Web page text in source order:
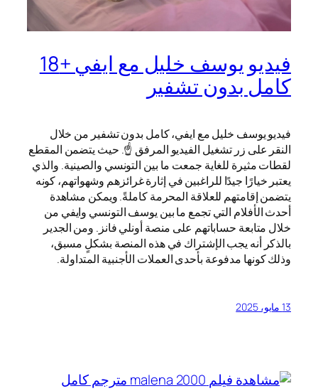
فيديو يوسف خليل مع ايفي +18
كامل بدون تشفير
فيديو يوسف خليل مع ايفي، كامل بدون تشفير من خلال
النقر على زر تشغيل الفيديو المرفق ☝️. حيث يتضمن المقطع
لقطات مثيرة للغاية جمعت ما بين التونسي والصينية. والذي
يعتبر خيارًا جيدًا للراغبين في إثارة غرائزهم وشهواتهم، كونه
يتضمن إقامتهم للعلاقة المحرمة كاملةً. ويمكن مشاهدة
أحدث الأفلام التي تجمع ما بين يوسف التونسي وايفي من
خلال متابعة حساباتهم على منصة أونلي فانز. ومن الجدير
بالذكر أنه يجب الإشتراك في هذه المنصة بشكلٍ مسبق،
وذلك كونها مدفوعة بأحدى العملات الأجنبية المتداولة.
13 مايو، 2025